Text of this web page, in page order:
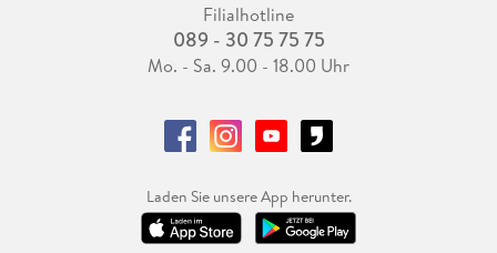
Filialhotline
089 - 30 75 75 75
Mo. - Sa. 9.00 - 18.00 Uhr
Laden Sie unsere App herunter.